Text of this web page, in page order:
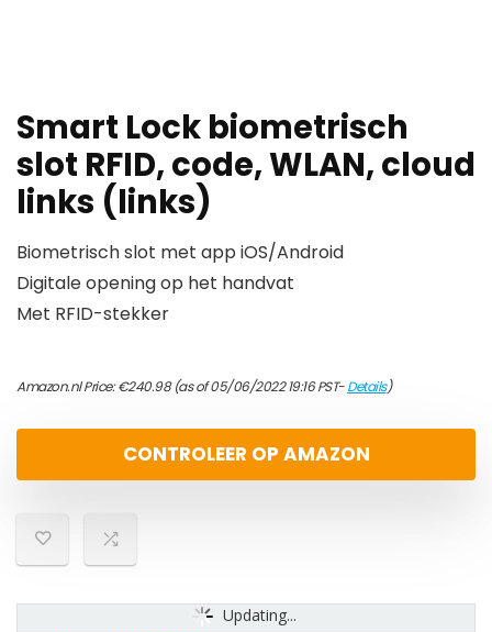
Smart Lock biometrisch
slot RFID, code, WLAN, cloud
links (links)
Biometrisch slot met app iOS/Android
Digitale opening op het handvat
Met RFID-stekker
Amazon.nl Price:€240.98(as of 05/06/2022 19:16 PST-Details)
CONTROLEER OP AMAZON
Updating...